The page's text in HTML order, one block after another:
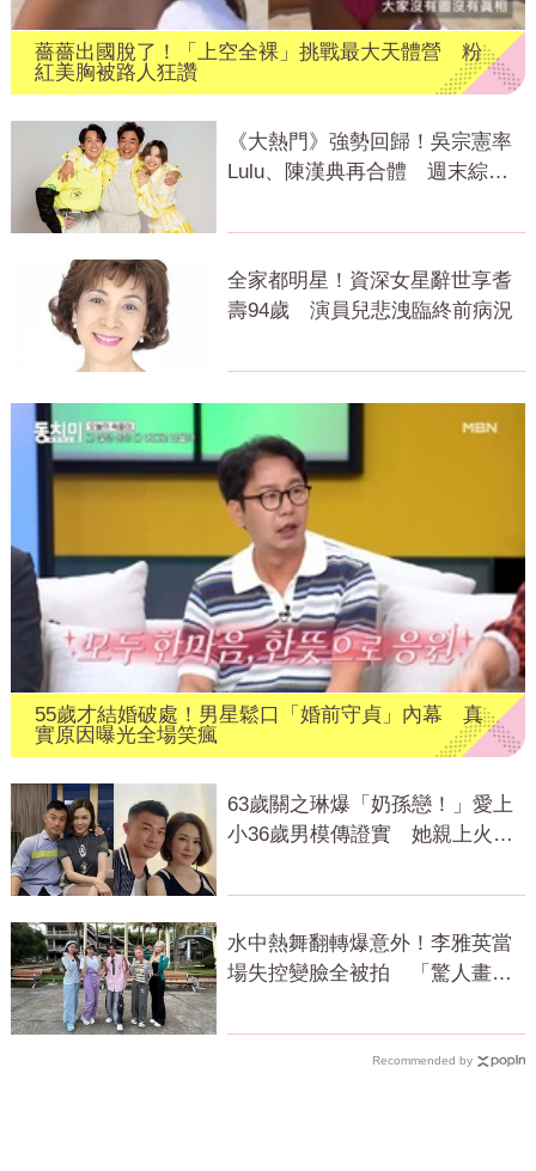
薔薔出國脫了！「上空全裸」挑戰最大天體營 粉
紅美胸被路人狂讚
《大熱門》強勢回歸！吳宗憲率
Lulu、陳漢典再合體 週末綜藝
全家都明星！資深女星辭世享耆
壽94歲 演員兒悲洩臨終前病況
55歲才結婚破處！男星鬆口「婚前守貞」內幕 真
實原因曝光全場笑瘋
63歲關之琳爆「奶孫戀！」愛上
小36歲男模傳證實 她親上火線
水中熱舞翻轉爆意外！李雅英當
場失控變臉全被拍 「驚人畫
Recommended by